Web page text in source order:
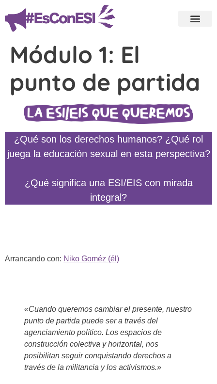
Módulo 1: El
punto de partida
¿Qué son los derechos humanos? ¿Qué rol
juega la educación sexual en esta perspectiva?
¿Qué significa una ESI/EIS con mirada
integral?
Arrancando con: Niko Goméz (él)
«Cuando queremos cambiar el presente, nuestro
punto de partida puede ser a través del
agenciamiento político. Los espacios de
construcción colectiva y horizontal, nos
posibilitan seguir conquistando derechos a
través de la militancia y los activismos.»